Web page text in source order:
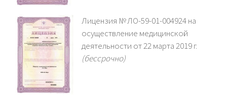
Лицензия № ЛО-59-01-004924 на
осуществление медицинской
деятельности от 22 марта 2019 г.
(бессрочно)